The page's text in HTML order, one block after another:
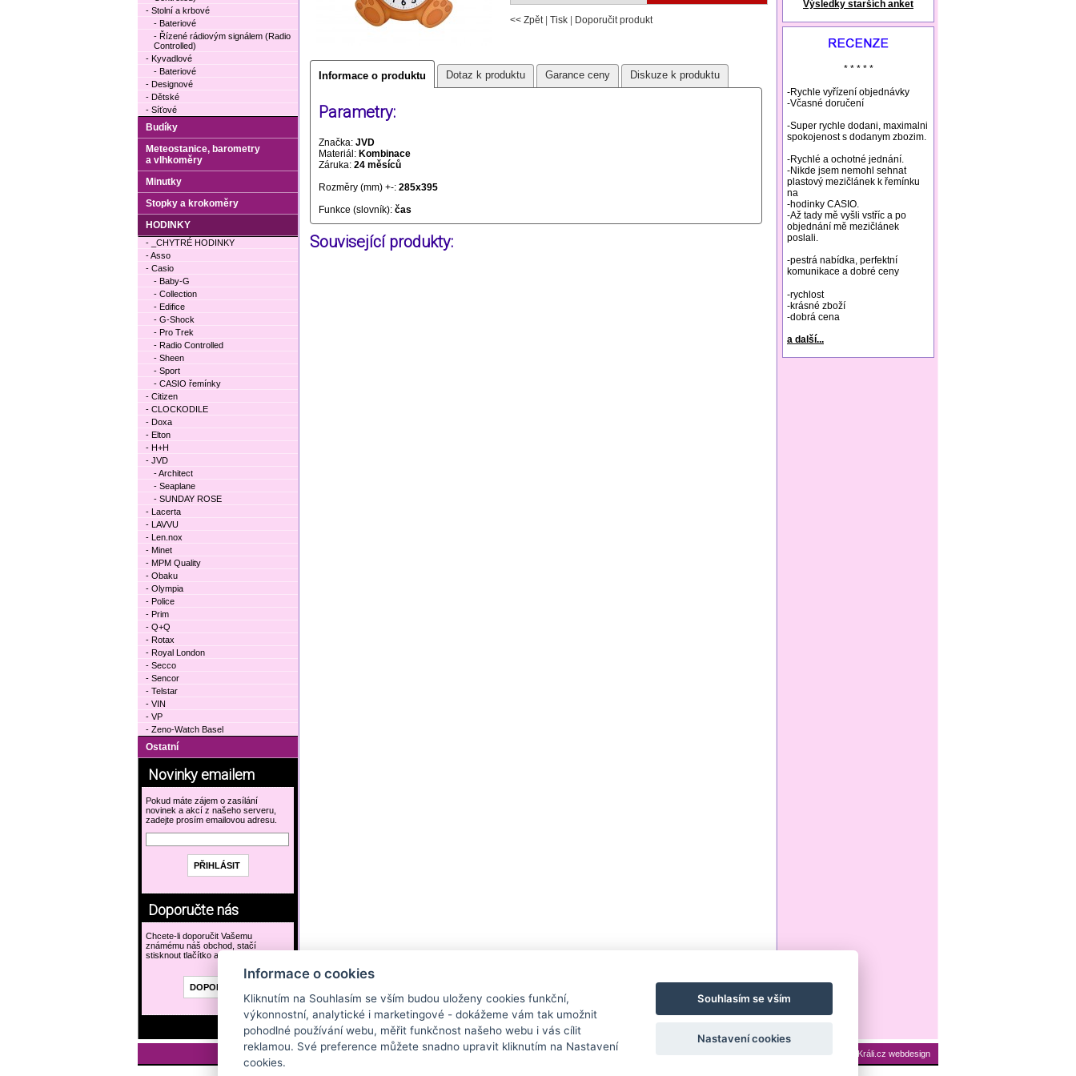
<< Zpět| Tisk Doporučit produkt
Informace o produktu Dotaz k produktu Garance ceny Diskuze k produktu
Parametry:
Značka: JVD
Materiál: Kombinace
Záruka: 24 měsíců
Rozměry (mm) +-: 285x395
Funkce (slovník): čas
Související produkty:
natural remedies rosacea
Výsledky starších anket
* * * * *
-Rychle vyřízení objednávky
-Včasné doručení
-Super rychle dodani, maximalni
spokojenost s dodanym zbozim.
-Rychlé a ochotné jednání.
-Nikde jsem nemohl sehnat
plastový mezičlánek k řemínku
na
-hodinky CASIO.
-Až tady mě vyšli vstříc a po
objednání mě mezičlánek
poslali.
-pestrá nabídka, perfektní
komunikace a dobré ceny
-rychlost
-krásné zboží
-dobrá cena
a další...
- Stolní a krbové
- Bateriové
- Řízené rádiovým signálem (Radio
Controlled)
- Kyvadlové
- Bateriové
- Designové
- Dětské
- Síťové
Budíky
Meteostanice, barometry
a vlhkoměry
Minutky
Stopky a krokoměry
HODINKY
- _CHYTRÉ HODINKY
- Asso
- Casio
- Baby-G
- Collection
- Edifice
- G-Shock
- Pro Trek
- Radio Controlled
- Sheen
- Sport
- CASIO řemínky
- Citizen
- CLOCKODILE
- Doxa
- Elton
- H+H
- JVD
- Architect
- Seaplane
- SUNDAY ROSE
- Lacerta
- LAVVU
- Len.nox
- Minet
- MPM Quality
- Obaku
- Olympia
- Police
- Prim
- Q+Q
- Rotax
- Royal London
- Secco
- Sencor
- Telstar
- VIN
- VP
- Zeno-Watch Basel
Ostatní
Novinky emailem
Pokud máte zájem o zasílání
novinek a akcí z našeho serveru,
zadejte prosím emailovou adresu.
Doporučte nás
Chcete-li doporučit Vašemu
známému náš obchod, stačí
stisknout tlačítko a vyplnit formulář.
Ochrana osobních údajů Králi.cz webdesign
Informace o cookies
Kliknutím na Souhlasím se vším budou uloženy cookies funkční,
výkonnostní, analytické i marketingové - dokážeme vám tak umožnit
pohodlné používání webu, měřit funkčnost našeho webu i vás cílit
reklamou. Své preference můžete snadno upravit kliknutím na Nastavení
cookies.
Souhlasím se vším
Nastavení cookies